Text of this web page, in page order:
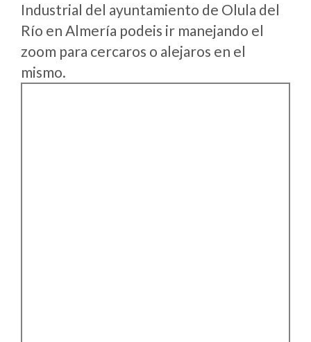
Industrial del ayuntamiento de Olula del
Río en Almería podeis ir manejando el
zoom para cercaros o alejaros en el
mismo.